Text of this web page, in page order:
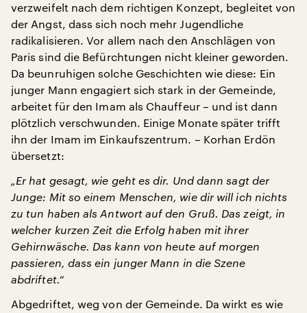
verzweifelt nach dem richtigen Konzept, begleitet von
der Angst, dass sich noch mehr Jugendliche
radikalisieren. Vor allem nach den Anschlägen von
Paris sind die Befürchtungen nicht kleiner geworden.
Da beunruhigen solche Geschichten wie diese: Ein
junger Mann engagiert sich stark in der Gemeinde,
arbeitet für den Imam als Chauffeur – und ist dann
plötzlich verschwunden. Einige Monate später trifft
ihn der Imam im Einkaufszentrum. – Korhan Erdön
übersetzt:
„Er hat gesagt, wie geht es dir. Und dann sagt der
Junge: Mit so einem Menschen, wie dir will ich nichts
zu tun haben als Antwort auf den Gruß. Das zeigt, in
welcher kurzen Zeit die Erfolg haben mit ihrer
Gehirnwäsche. Das kann von heute auf morgen
passieren, dass ein junger Mann in die Szene
abdriftet.“
Abgedriftet, weg von der Gemeinde. Da wirkt es wie